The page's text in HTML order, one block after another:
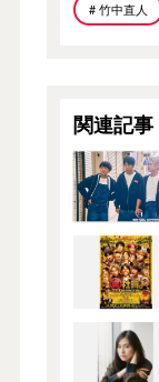
# 竹中直人
関連記事